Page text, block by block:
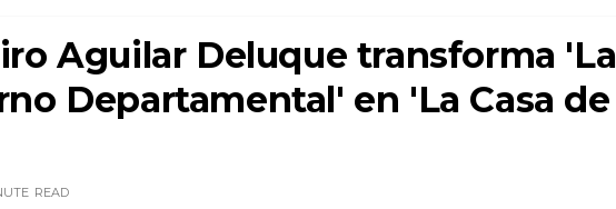
Aguilar Deluque transforma 'La
Departamental' en 'La Casa de
READ